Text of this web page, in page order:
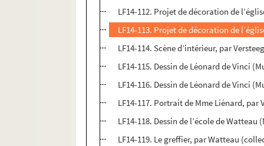
LF14-112. Projet de décoration de
LF14-113. Projet de décoration de
LF14-114. Scène d’intérieur, par
LF14-115. Dessin de Léonard de Vinci
LF14-116. Dessin de Léonard de Vinci
LF14-117. Portrait de Mme Liénard, par
LF14-118. Dessin de l’école de Watteau
LF14-119. Le greffier, par Watteau